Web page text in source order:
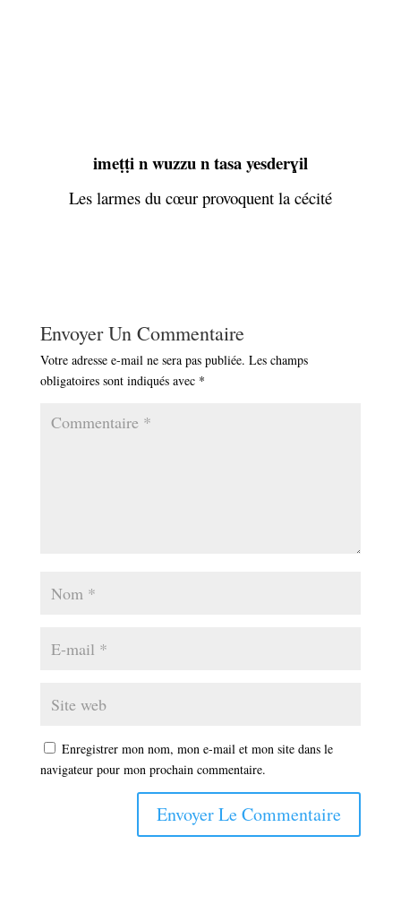
imeṭṭi n wuzzu n tasa yesderɣil
Les larmes du cœur provoquent la cécité
Envoyer Un Commentaire
Votre adresse e-mail ne sera pas publiée. Les champs
obligatoires sont indiqués avec *
Enregistrer mon nom, mon e-mail et mon site dans le
navigateur pour mon prochain commentaire.